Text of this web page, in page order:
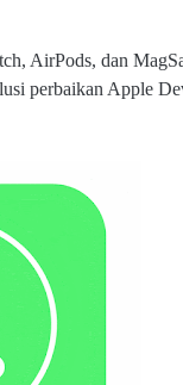
AirPods, dan
perbaikan Apple